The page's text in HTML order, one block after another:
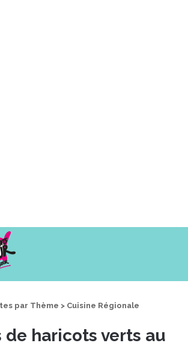
par Thème > Cuisine Régionale
haricots verts au